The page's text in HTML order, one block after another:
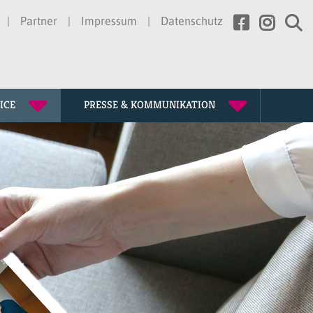
Partner Impressum Datenschutz
PRESSE & KOMMUNIKATION